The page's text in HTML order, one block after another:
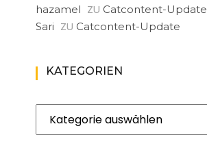
hazamel ZU Catcontent-Update
Sari ZU Catcontent-Update
KATEGORIEN